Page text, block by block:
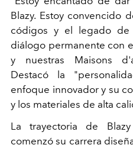
Blazy. Estoy convencido
códigos y el legado
diálogo permanente con
y nuestras Maisons
Destacó la
enfoque innovador y su
y los materiales de alta
La trayectoria de
comenzó su carrera